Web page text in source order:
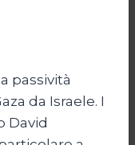
passività
da Israele. I
David